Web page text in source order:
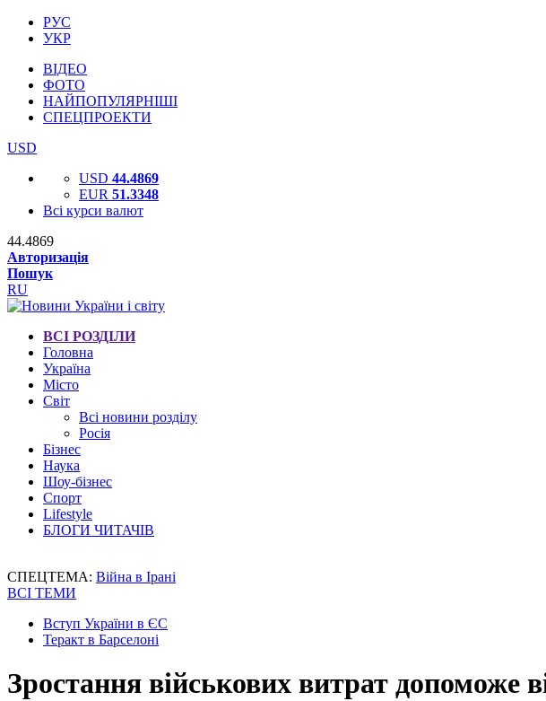
РУС
УКР
ВІДЕО
ФОТО
НАЙПОПУЛЯРНІШІ
СПЕЦПРОЕКТИ
USD
USD 44.4869
EUR 51.3348
Всі курси валют
44.4869
Авторизація
Пошук
RU
ВСІ РОЗДІЛИ
Головна
Україна
Місто
Світ
Всі новини розділу
Росія
Бізнес
Наука
Шоу-бізнес
Спорт
Lifestyle
БЛОГИ ЧИТАЧІВ
СПЕЦТЕМА: Війна в Ірані
ВСІ ТЕМИ
Вступ України в ЄС
Теракт в Барселоні
Зростання військових витрат допоможе